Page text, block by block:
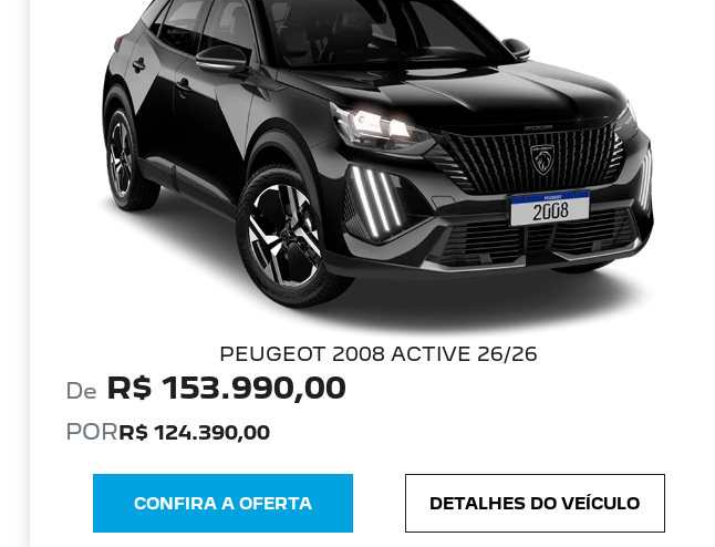
PEUGEOT 2008 ACTIVE 26/26
De R$ 153.990,00
PORR$ 124.390,00
CONFIRA A OFERTA DETALHES DO VEÍCULO